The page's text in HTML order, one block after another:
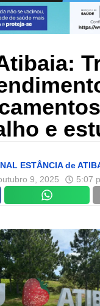
e
ESTÂNCIA de
9, 2025
5:07